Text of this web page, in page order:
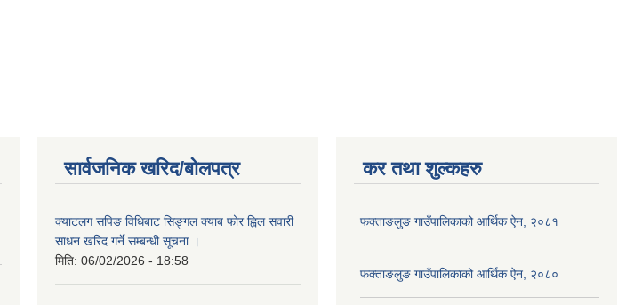
सार्वजनिक खरिद/बोलपत्र
क्याटलग सपिङ विधिबाट सिङ्गल क्याब फोर ह्विल सवारी
साधन खरिद गर्ने सम्बन्धी सूचना ।
मिति: 06/02/2026 - 18:58
कर तथा शुल्कहरु
फक्ताङलुङ गाउँपालिकाको आर्थिक ऐन, २०८१
फक्ताङलुङ गाउँपालिकाको आर्थिक ऐन, २०८०